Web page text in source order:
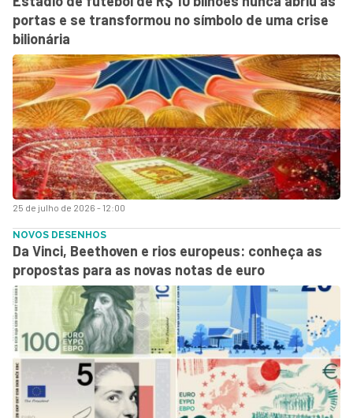
25 de julho de 2026 - 12:00
portas e se transformou no símbolo de uma crise
bilionária
NOVOS DESENHOS
Da Vinci, Beethoven e rios europeus: conheça as
propostas para as novas notas de euro